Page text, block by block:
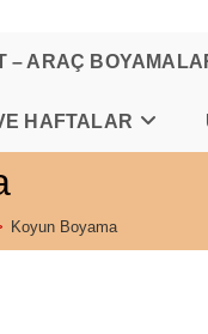
– ARAÇ
HAFTALAR
Koyun Boyama